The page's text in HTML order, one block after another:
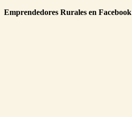
Emprendedores Rurales en Facebook